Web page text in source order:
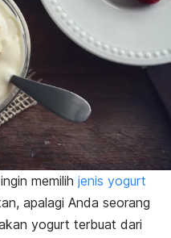
memilih jenis yogurt
apalagi Anda seorang
yogurt terbuat dari